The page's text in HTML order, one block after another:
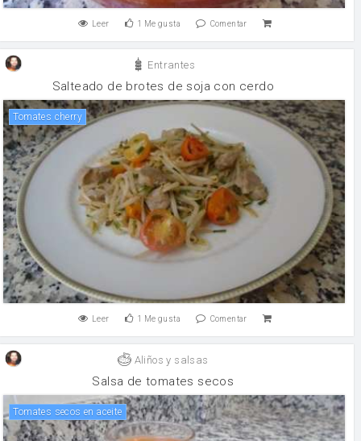
Leer 1 Me gusta Comentar
Entrantes
Salteado de brotes de soja con cerdo
tomates cherry
Leer 1 Me gusta Comentar
Aliños y salsas
Salsa de tomates secos
Tomates secos en aceite